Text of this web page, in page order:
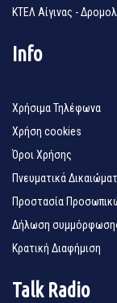
ΚΤΕΛ Αίγινας -
Info
Χρήσιμα Τηλέφωνα
Χρήση cookies
Όροι Χρήσης
Πνευματικά
Προστασία
Δήλωση
Κρατική Διαφήμιση
Talk Radio